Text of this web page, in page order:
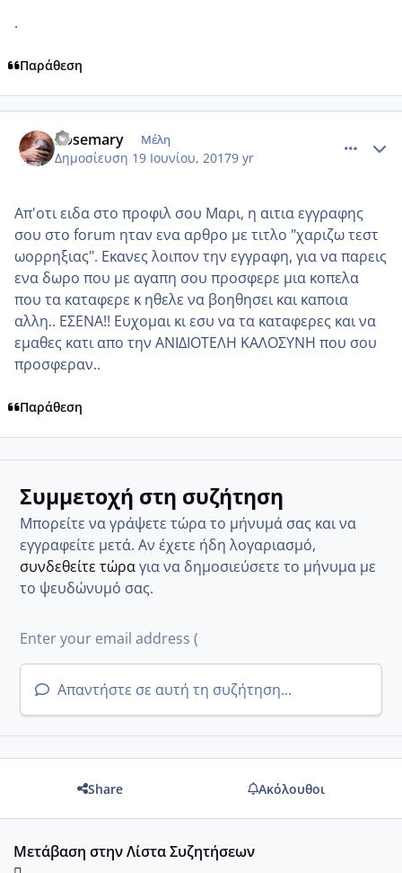
.
Παράθεση
Rosemary Μέλη
Δημοσίευση 19 Ιουνίου, 20179 yr
Απ'οτι ειδα στο προφιλ σου Μαρι, η αιτια εγγραφης
σου στο forum ηταν ενα αρθρο με τιτλο "χαριζω τεστ
ωορρηξιας". Εκανες λοιπον την εγγραφη, για να παρεις
ενα δωρο που με αγαπη σου προσφερε μια κοπελα
που τα καταφερε κ ηθελε να βοηθησει και καποια
αλλη.. ΕΣΕΝΑ!! Ευχομαι κι εσυ να τα καταφερες και να
εμαθες κατι απο την ΑΝΙΔΙΟΤΕΛΗ ΚΑΛΟΣΥΝΗ που σου
προσφεραν..
Παράθεση
Συμμετοχή στη συζήτηση
Μπορείτε να γράψετε τώρα το μήνυμά σας και να
εγγραφείτε μετά. Αν έχετε ήδη λογαριασμό,
συνδεθείτε τώραγια να δημοσιεύσετε το μήνυμα με
το ψευδώνυμό σας.
Απαντήστε σε αυτή τη συζήτηση...
Share Ακόλουθοι
Μετάβαση στην Λίστα Συζητήσεων